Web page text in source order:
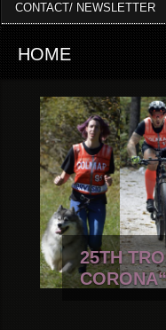
CONTACT/ NEWSLETTER
HOME
25TH
CORONA“